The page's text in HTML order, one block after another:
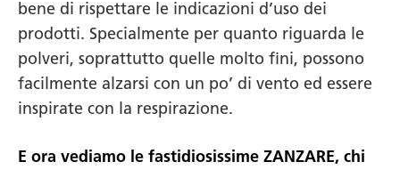
bene di rispettare le indicazioni d’uso dei
prodotti. Specialmente per quanto riguarda le
polveri, soprattutto quelle molto fini, possono
facilmente alzarsi con un po’ di vento ed essere
inspirate con la respirazione.
E ora vediamo le fastidiosissime ZANZARE, chi